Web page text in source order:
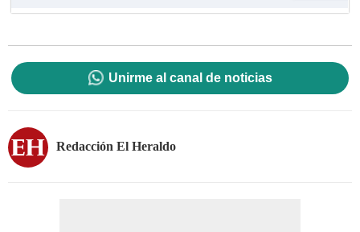
Unirme al canal de noticias
Redacción El Heraldo